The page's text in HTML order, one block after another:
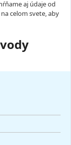
aj údaje od
celom svete, aby